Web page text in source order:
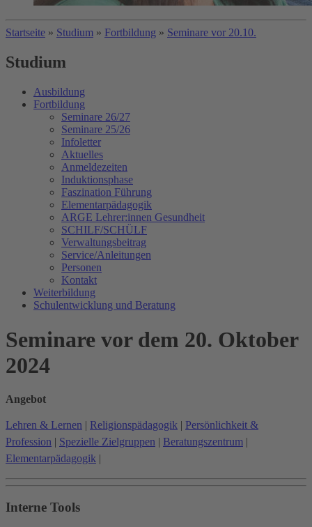
Startseite » Studium » Fortbildung » Seminare vor 20.10.
Studium
Ausbildung
Fortbildung
Seminare 26/27
Seminare 25/26
Infoletter
Aktuelles
Anmeldezeiten
Induktionsphase
Faszination Führung
Elementarpädagogik
ARGE Lehrer:innen Gesundheit
SCHILF/SCHÜLF
Verwaltungsbeitrag
Service/Anleitungen
Personen
Kontakt
Weiterbildung
Schulentwicklung und Beratung
Seminare vor dem 20. Oktober
2024
Angebot
Lehren & Lernen | Religionspädagogik | Persönlichkeit &
Profession | Spezielle Zielgruppen | Beratungszentrum |
Elementarpädagogik |
Interne Tools